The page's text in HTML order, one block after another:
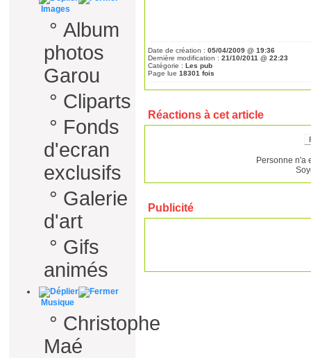
Images
° Album
photos
Garou
° Cliparts
° Fonds
d'ecran
exclusifs
° Galerie
d'art
° Gifs
animés
Musique
° Christophe
Maé
Date de création : 05/04/2009 @ 19:36
Dernière modification : 21/10/2011 @ 22:23
Catégorie : Les pub
Page lue 18301 fois
Réactions à cet article
Personne n'a
Publicité